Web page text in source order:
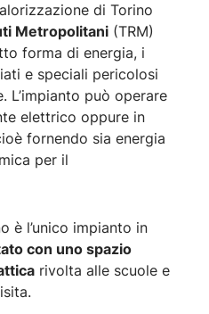
di Torino
Metropolitani (TRM)
forma di energia, i
e speciali pericolosi
L’impianto può operare
elettrico oppure in
fornendo sia energia
per il
è l’unico impianto in
con uno spazio
rivolta alle scuole e